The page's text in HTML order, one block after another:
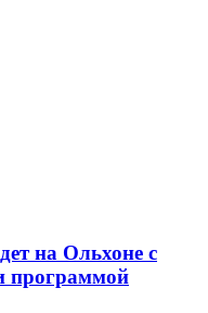
на Ольхоне с
программой